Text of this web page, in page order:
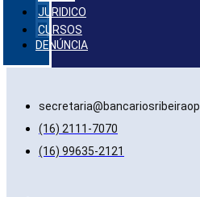
JURIDICO
CURSOS
DENÚNCIA
(16) 2111-7070
(16) 99635-2121